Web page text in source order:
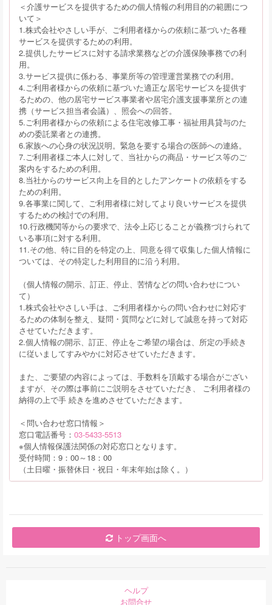
＜介護サービスを提供するための個人情報の利用目的の範囲につ
いて＞
1.株式会社やさしい手が、ご利用者様からの依頼に基づいた各種
サービスを提供するための利用。
2.提供したサービスに対する請求業務などの介護保険事務での利
用。
3.サービス提供に係わる、事業所等の管理運営業務での利用。
4.ご利用者様からの依頼に基づいた適正な居宅サービスを提供す
るための、他の居宅サービス事業者や居宅介護支援事業所との連
携（サービス担当者会議）、照会への回答。
5.ご利用者様からの依頼による住宅改修工事・福祉用具貸与のた
めの委託業者との連携。
6.家族への心身の状況説明。緊急を要する場合の医師への連絡。
7.ご利用者様ご本人に対して、当社からの商品・サービス等のご
案内をするための利用。
8.当社からのサービス向上を目的としたアンケートの依頼をする
ための利用。
9.各事業に関して、ご利用者様に対してより良いサービスを提供
するための検討での利用。
10.行政機関等からの要求で、法令上応じることが義務づけられて
いる事項に対する利用。
11.その他、特に目的を特定の上、同意を得て収集した個人情報に
ついては、その特定した利用目的に沿う利用。
（個人情報の開示、訂正、停止、苦情などの問い合わせについ
て）
1.株式会社やさしい手は、ご利用者様からの問い合わせに対応す
るための体制を整え、疑問・質問などに対して誠意を持って対応
させていただきます。
2.個人情報の開示、訂正、停止をご希望の場合は、所定の手続き
に従いましてすみやかに対応させていただきます。
また、ご要望の内容によっては、手数料を頂戴する場合がござい
ますが、その際は事前にご説明をさせていただき、 ご利用者様の
納得の上で手 続きを進めさせていただきます。
＜問い合わせ窓口情報＞
窓口電話番号： 03-5433-5513
※個人情報保護法関係の対応窓口となります。
受付時間：9：00～18：00
（土日曜・振替休日・祝日・年末年始は除く。）
トップ画面へ
ヘルプ
お問合せ